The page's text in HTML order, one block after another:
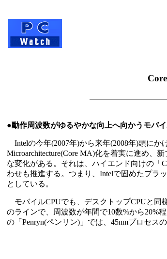
●動作周波数がゆるやかな向上へ向かうモバ
Intelの今年(2007年)から来年(2008年)頭にか
Microarchitecture(Core MA)化を着実に進め、
な変化がある。それは、ハイエンド向けの「
わせも推進する。つまり、Intelで固めたプラ
としている。
モバイルCPUでも、デスクトップCPUと同
のラインで、周波数が年間で10数%から20%
の「Penryn(ペンリン)」では、45nmプロセス